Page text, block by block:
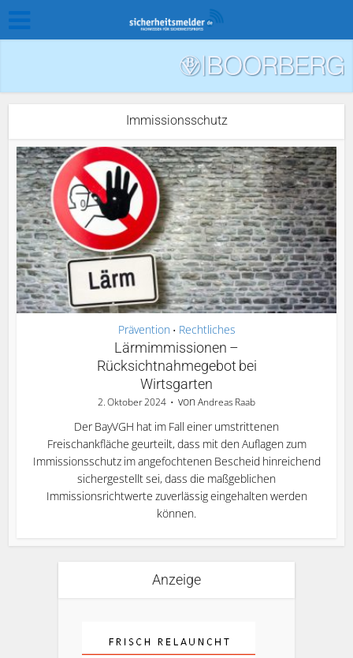
Immissionsschutz
Prävention • Rechtliches
Lärmimmissionen –
Rücksichtnahmegebot bei
Wirtsgarten
2. Oktober 2024 vonAndreas Raab
Der BayVGH hat im Fall einer umstrittenen
Freischankfläche geurteilt, dass mit den Auflagen zum
Immissionsschutz im angefochtenen Bescheid hinreichend
sichergestellt sei, dass die maßgeblichen
Immissionsrichtwerte zuverlässig eingehalten werden
können.
Anzeige